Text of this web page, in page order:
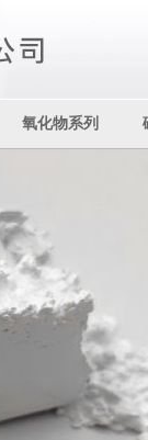
氧化物系列